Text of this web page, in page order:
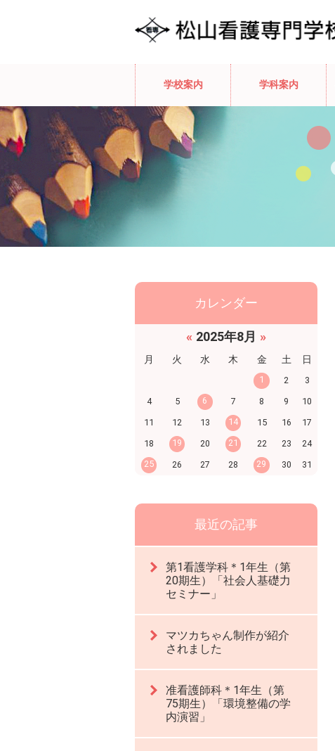
学校案内 学科案内
カレンダー
« 2025年8月 »
月 火 水 木 金 土 日
1 2
3
4
5 6 7 8 9
10
11
12 13 14 15 16
17
18
19 20 21 22 23
24
25
26 27 28 29 30 31
最近の記事
第1看護学科＊1年生（第
20期生）「社会人基礎力
セミナー」
マツカちゃん制作が紹介
されました
准看護師科＊1年生（第
75期生）「環境整備の学
内演習」